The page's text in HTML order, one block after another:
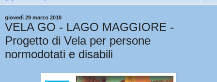
giovedì 29 marzo 2018
VELA GO - LAGO MAGGIORE -
Progetto di Vela per persone
normodotati e disabili